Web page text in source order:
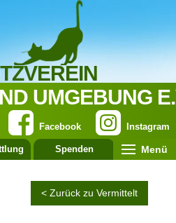
UMGEBUNG
Instagram
Facebook
Spenden Menü
< Zurück zu Vermittelt